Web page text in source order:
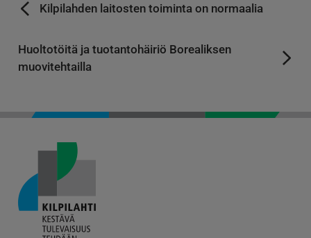
Kilpilahden laitosten toiminta on normaalia
Huoltotöitä ja tuotantohäiriö Borealiksen
muovitehtailla